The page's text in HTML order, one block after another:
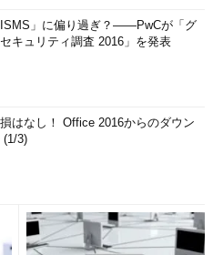
ISMS」に偏り過ぎ？――PwCが「グ
キュリティ調査 2016」を発表
はなし！ Office 2016からのダウン
(1/3)